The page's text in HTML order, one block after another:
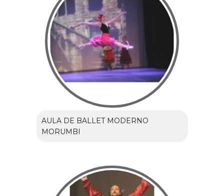
AULA DE BALLET MODERNO
MORUMBI